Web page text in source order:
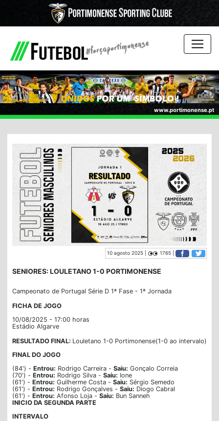
www.portimonense.pt
10 agosto 2025 | 1765 |
SENIORES: LOULETANO 1-0 PORTIMONENSE
Campeonato de Portugal Série D 1ª Fase - 1ª Jornada
FICHA DE JOGO
10/08/2025 - 17:00 horas
Estádio Algarve
RESULTADO FINAL: Louletano 1-0 Portimonense(1-0 ao intervalo)
FINAL DO JOGO
(84') - Entrou: Rodrigo Carreira - Saiu: Gonçalo Correia
(70') - Entrou: Rodrigo Silva - Saiu: Ione
(61') - Entrou: Guilherme Costa - Saiu: Sérgio Semedo
(61') - Entrou: Rodrigo Gonçalves - Saiu: Diogo Cabral
(61') - Entrou: Afonso Loja - Saiu: Bun Sanneh
INICIO DA SEGUNDA PARTE
INTERVALO